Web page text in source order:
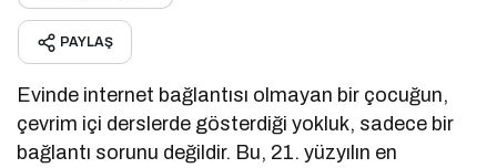
PAYLAŞ
Evinde internet bağlantısı olmayan bir çocuğun,
çevrim içi derslerde gösterdiği yokluk, sadece bir
bağlantı sorunu değildir. Bu, 21. yüzyılın en